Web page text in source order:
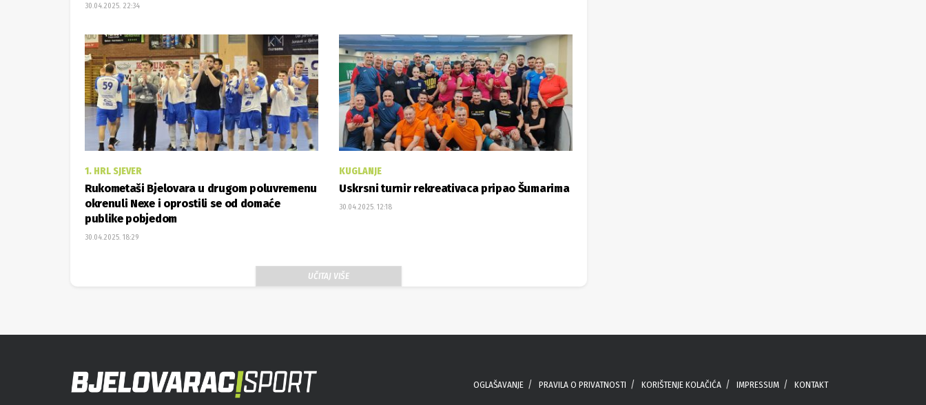
30.04.2025. 22:34
1. HRL SJEVER
Rukometaši Bjelovara u drugom poluvremenu
okrenuli Nexe i oprostili se od domaće
publike pobjedom
30.04.2025. 18:29
KUGLANJE
Uskrsni turnir rekreativaca pripao Šumarima
30.04.2025. 12:18
UČITAJ VIŠE
OGLAŠAVANJE PRAVILA O PRIVATNOSTI KORIŠTENJE KOLAČIĆA IMPRESSUM KONTAKT